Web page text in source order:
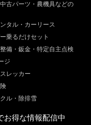
古パーツ・農機具などの
タル・カーリース
乗るだけセット
備・鈑金・特定自主点検
ジ
レッカー
ル・除排雪
お得な情報配信中